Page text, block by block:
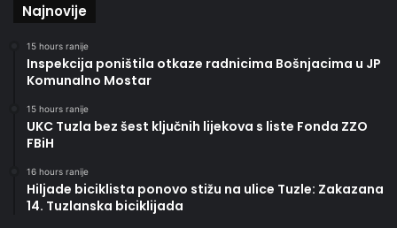
Najnovije
15 hours ranije
Inspekcija poništila otkaze radnicima Bošnjacima u JP
Komunalno Mostar
15 hours ranije
UKC Tuzla bez šest ključnih lijekova s liste Fonda ZZO
FBiH
16 hours ranije
Hiljade biciklista ponovo stižu na ulice Tuzle: Zakazana
14. Tuzlanska biciklijada